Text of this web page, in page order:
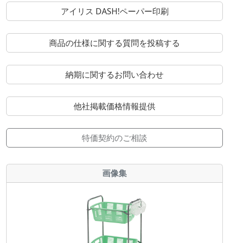
アイリス DASH!ペーパー印刷
商品の仕様に関する質問を投稿する
納期に関するお問い合わせ
他社掲載価格情報提供
特価契約のご相談
画像集